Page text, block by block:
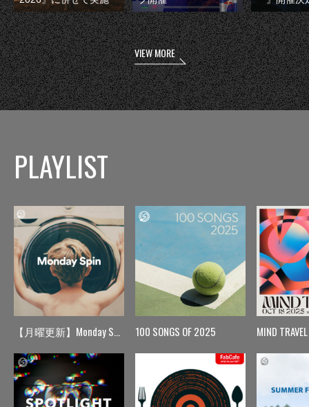
VIEW MORE
PLAYLIST
【月曜更新】Monday Spin 100 SONGS OF 2025 MIND TRAVEL